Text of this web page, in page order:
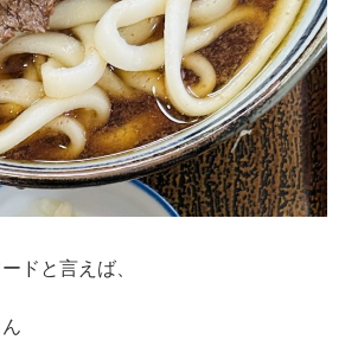
ドと言えば、